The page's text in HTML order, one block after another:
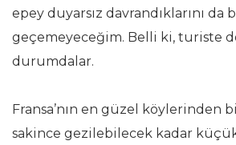
epey duyarsız davrandıklarını da
geçemeyeceğim. Belli ki, turiste
durumdalar.
Fransa’nın en güzel köylerinden
sakince gezilebilecek kadar